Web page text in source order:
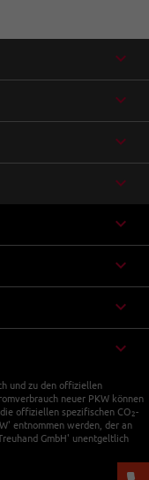
und zu den offiziellen
neuer PKW können
offiziellen spezifischen CO 2-
entnommen werden, der an
GmbH' unentgeltlich